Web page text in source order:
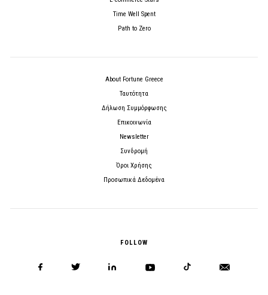
Time Well Spent
Path to Zero
About Fortune Greece
Ταυτότητα
Δήλωση Συμμόρφωσης
Επικοινωνία
Newsletter
Συνδρομή
Όροι Χρήσης
Προσωπικά Δεδομένα
FOLLOW